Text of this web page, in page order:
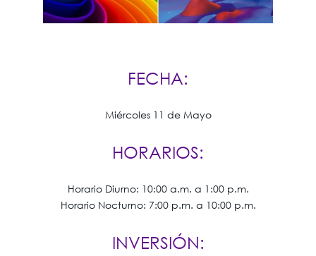
FECHA:
Miércoles 11 de Mayo
HORARIOS:
Horario Diurno: 10:00 a.m. a 1:00 p.m.
Horario Nocturno: 7:00 p.m. a 10:00 p.m.
INVERSIÓN: